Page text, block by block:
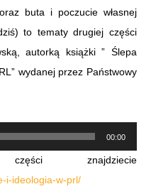
buta i poczucie własnej
to tematy drugiej części
autorką książki ” Ślepa
wydanej przez Państwowy
00:00
znajdziecie
i-ideologia-w-prl/